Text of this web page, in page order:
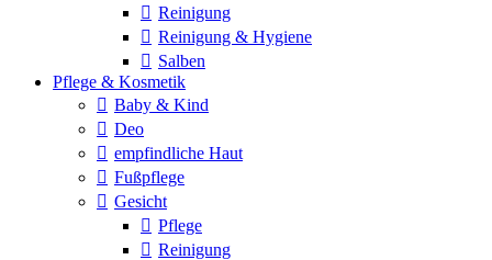
Reinigung
Reinigung & Hygiene
Salben
Pflege & Kosmetik
Baby & Kind
Deo
empfindliche Haut
Fußpflege
Gesicht
Pflege
Reinigung